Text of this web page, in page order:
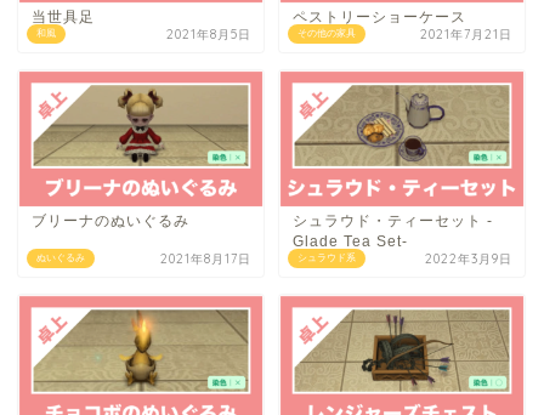
和風
当世具足
2021年8月5日 その他の家具
ペストリーショーケース
2021年7月21日
ぬいぐるみ
ブリーナのぬいぐるみ
2021年8月17日 シュラウド系
シュラウド・ティーセット -
Glade Tea Set-
2022年3月9日